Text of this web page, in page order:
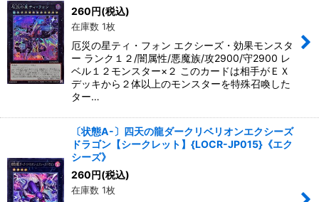
260円(税込)
在庫数 1枚
厄災の星ティ・フォン エクシーズ・効果モンスタ
ー ランク１２/闇属性/悪魔族/攻2900/守2900 レ
ベル１２モンスター×２ このカードは相手がＥＸ
デッキから２体以上のモンスターを特殊召喚した
ター…
〔状態A-〕四天の龍ダークリベリオンエクシーズ
ドラゴン【シークレット】{LOCR-JP015}《エク
シーズ》
260円(税込)
在庫数 1枚